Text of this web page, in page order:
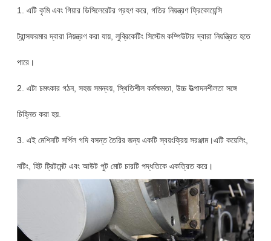
1. এটি কৃমি এবং গিয়ার ডিসিলেরেটর গ্রহণ করে, গতির নিয়ন্ত্রণ ফ্রিকোয়েন্সি
ট্রান্সফরমার দ্বারা নিয়ন্ত্রণ করা যায়, লুব্রিকেটিং সিস্টেম কম্পিউটার দ্বারা নিয়ন্ত্রিত হতে
পারে।
2. এটা চমৎকার গঠন, সহজ সমন্বয়, স্থিতিশীল কর্মক্ষমতা, উচ্চ উত্পাদনশীলতা সঙ্গে
চিহ্নিত করা হয়.
3. এই মেশিনটি সর্পিল গদি বসন্ত তৈরির জন্য একটি স্বয়ংক্রিয় সরঞ্জাম।এটি কয়েলিং,
নটিং, হিট ট্রিটমেন্ট এবং আউট পুট মোট চারটি পদ্ধতিকে একত্রিত করে।